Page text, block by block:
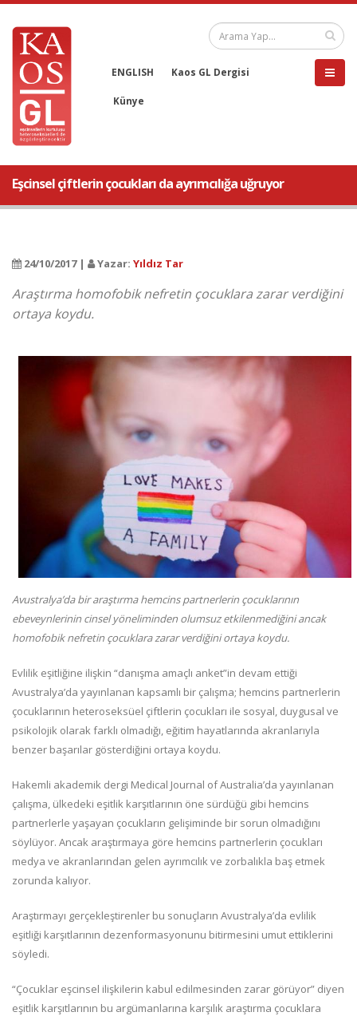
ENGLISH Kaos GL Dergisi
Künye
Eşcinsel çiftlerin çocukları da ayrımcılığa uğruyor
24/10/2017 | Yazar: Yıldız Tar
Araştırma homofobik nefretin çocuklara zarar verdiğini
ortaya koydu.
Avustralya’da bir araştırma hemcins partnerlerin çocuklarının
ebeveynlerinin cinsel yöneliminden olumsuz etkilenmediğini ancak
homofobik nefretin çocuklara zarar verdiğini ortaya koydu.
Evlilik eşitliğine ilişkin “danışma amaçlı anket”in devam ettiği
Avustralya’da yayınlanan kapsamlı bir çalışma; hemcins partnerlerin
çocuklarının heteroseksüel çiftlerin çocukları ile sosyal, duygusal ve
psikolojik olarak farklı olmadığı, eğitim hayatlarında akranlarıyla
benzer başarılar gösterdiğini ortaya koydu.
Hakemli akademik dergi Medical Journal of Australia’da yayınlanan
çalışma, ülkedeki eşitlik karşıtlarının öne sürdüğü gibi hemcins
partnerlerle yaşayan çocukların gelişiminde bir sorun olmadığını
söylüyor. Ancak araştırmaya göre hemcins partnerlerin çocukları
medya ve akranlarından gelen ayrımcılık ve zorbalıkla baş etmek
zorunda kalıyor.
Araştırmayı gerçekleştirenler bu sonuçların Avustralya’da evlilik
eşitliği karşıtlarının dezenformasyonunu bitirmesini umut ettiklerini
söyledi.
“Çocuklar eşcinsel ilişkilerin kabul edilmesinden zarar görüyor” diyen
eşitlik karşıtlarının bu argümanlarına karşılık araştırma çocuklara